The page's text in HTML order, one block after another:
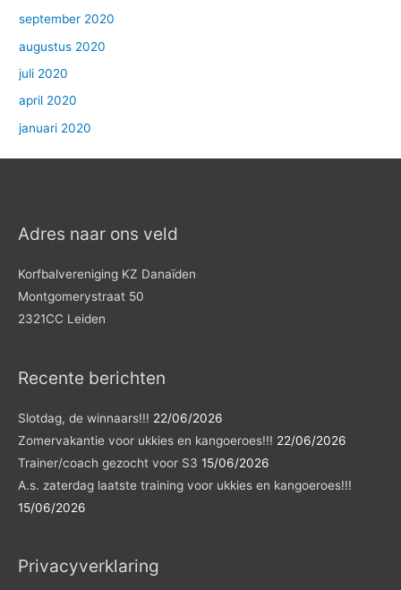
september 2020
augustus 2020
juli 2020
april 2020
januari 2020
Adres naar ons veld
Korfbalvereniging KZ Danaïden
Montgomerystraat 50
2321CC Leiden
Recente berichten
Slotdag, de winnaars!!! 22/06/2026
Zomervakantie voor ukkies en kangoeroes!!! 22/06/2026
Trainer/coach gezocht voor S3 15/06/2026
A.s. zaterdag laatste training voor ukkies en kangoeroes!!!
15/06/2026
Privacyverklaring